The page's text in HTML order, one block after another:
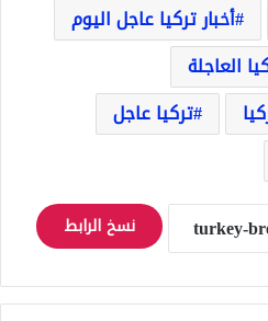
أخبار تركيا عاجل اليوم
العاجلة
تركيا عاجل
نسخ الرابط